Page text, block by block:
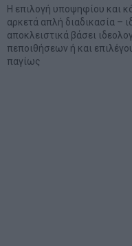
Η επιλογή υποψηφίου και
αρκετά απλή διαδικασία –
αποκλειστικά βάσει
πεποιθήσεων ή και
παγίως